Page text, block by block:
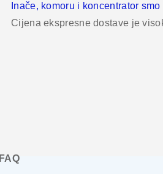
Inače, komoru i koncentrator
Cijena ekspresne dostave je
FAQ